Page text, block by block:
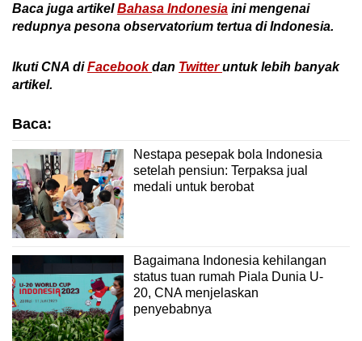
Baca juga artikelBahasa Indonesia ini mengenai
redupnya pesona observatorium tertua di Indonesia.
Ikuti CNA diFacebookdan Twitteruntuk lebih banyak
artikel.
Baca:
Nestapa pesepak bola Indonesia
setelah pensiun: Terpaksa jual
medali untuk berobat
Bagaimana Indonesia kehilangan
status tuan rumah Piala Dunia U-
20, CNA menjelaskan
penyebabnya